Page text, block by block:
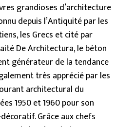
grandioses d’architecture
depuis l’Antiquité par les
les Grecs et cité par
De Architectura, le béton
générateur de la tendance
très apprécié par les
architectural du
1950 et 1960 pour son
Grâce aux chefs